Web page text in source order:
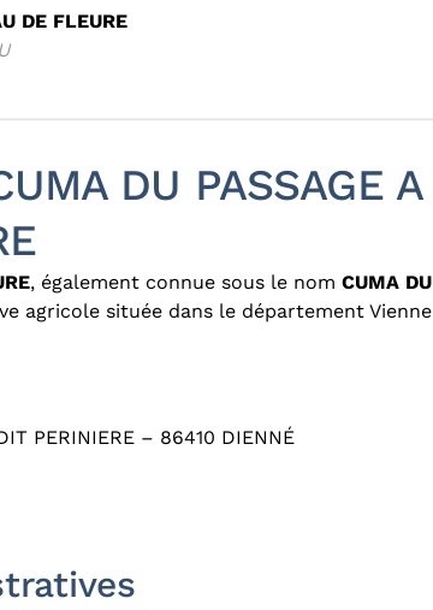
DE FLEURE
DU PASSAGE A
, également connue sous le nom CUMA DU
agricole située dans le département Vienne
PERINIERE – 86410 DIENNÉ